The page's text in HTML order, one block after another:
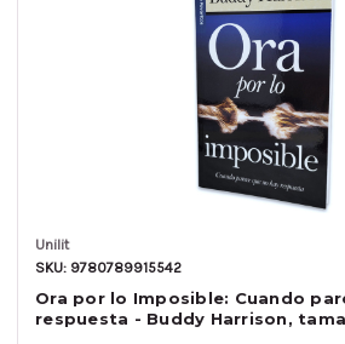
Unilit
SKU: 9780789915542
Ora por lo Imposible: Cuando
respuesta - Buddy Harrison,